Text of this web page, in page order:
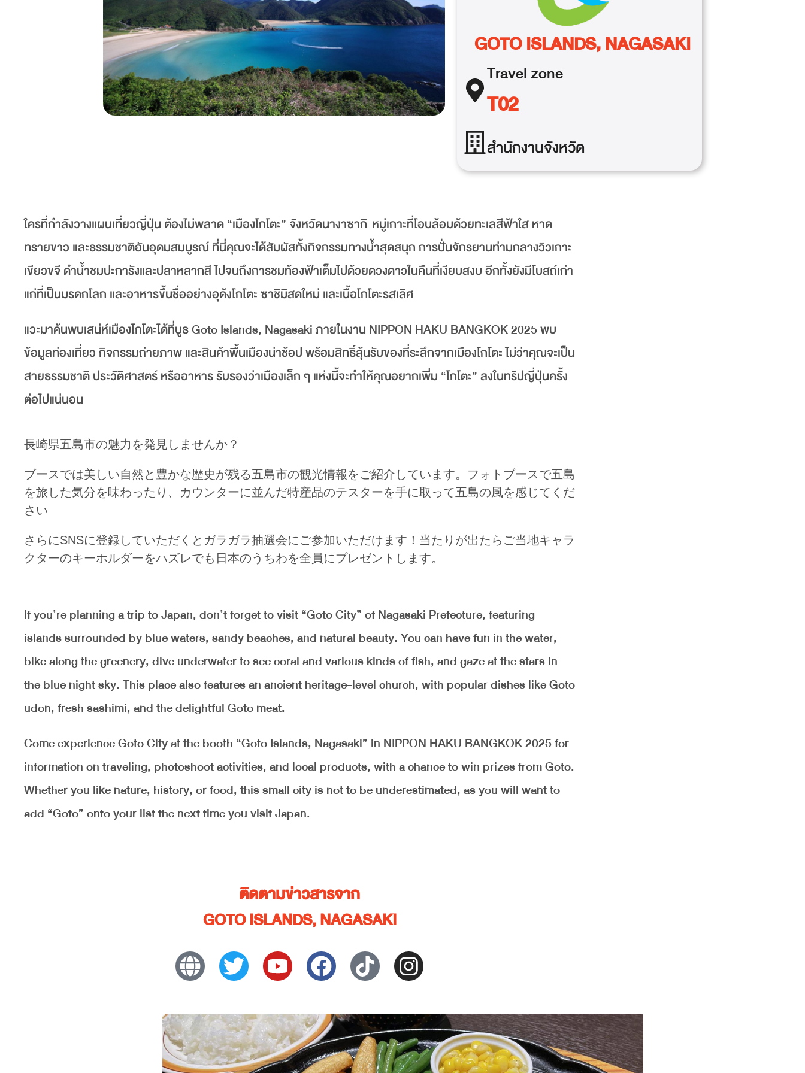
GOTO ISLANDS, NAGASAKI
Travelzone
T02
สำนักงานจังหวัด
ใครที่กำลังวางแผนเที่ยวญี่ปุ่น ต้องไม่พลาด “เมืองโกโตะ” จังหวัดนางาซากิ หมู่เกาะที่โอบล้อมด้วยทะเลสีฟ้าใส หาด
ทรายขาว และธรรมชาติอันอุดมสมบูรณ์ ที่นี่คุณจะได้สัมผัสทั้งกิจกรรมทางน้ำสุดสนุก การปั่นจักรยานท่ามกลางวิวเกาะ
เขียวขจี ดำน้ำชมปะการังและปลาหลากสี ไปจนถึงการชมท้องฟ้าเต็มไปด้วยดวงดาวในคืนที่เงียบสงบ อีกทั้งยังมีโบสถ์เก่า
แก่ที่เป็นมรดกโลก และอาหารขึ้นชื่ออย่างอุด้งโกโตะ ซาชิมิสดใหม่ และเนื้อโกโตะรสเลิศ
แวะมาค้นพบเสน่ห์เมืองโกโตะได้ที่บูธ Goto Islands, Nagasaki ภายในงาน NIPPON HAKU BANGKOK 2025 พบ
ข้อมูลท่องเที่ยว กิจกรรมถ่ายภาพ และสินค้าพื้นเมืองน่าช้อป พร้อมสิทธิ์ลุ้นรับของที่ระลึกจากเมืองโกโตะ ไม่ว่าคุณจะเป็น
สายธรรมชาติ ประวัติศาสตร์ หรืออาหาร รับรองว่าเมืองเล็ก ๆ แห่งนี้จะทำให้คุณอยากเพิ่ม “โกโตะ” ลงในทริปญี่ปุ่นครั้ง
ต่อไปแน่นอน
長崎県五島市の魅力を発見しませんか？
ブースでは美しい自然と豊かな歴史が残る五島市の観光情報をご紹介しています。フォトブースで五島
を旅した気分を味わったり、カウンターに並んだ特産品のテスターを手に取って五島の風を感じてくだ
さい
さらにSNSに登録していただくとガラガラ抽選会にご参加いただけます！当たりが出たらご当地キャラ
クターのキーホルダーをハズレでも日本のうちわを全員にプレゼントします。
If you’re planning a trip to Japan, don’t forget to visit “Goto City” of Nagasaki Prefecture, featuring
islands surrounded by blue waters, sandy beaches, and natural beauty. You can have fun in the water,
bike along the greenery, dive underwater to see coral and various kinds of fish, and gaze at the stars in
the blue night sky. This place also features an ancient heritage-level church, with popular dishes like Goto
udon, fresh sashimi, and the delightful Goto meat.
Come experience Goto City at the booth “Goto Islands, Nagasaki” in NIPPON HAKU BANGKOK 2025 for
information on traveling, photoshoot activities, and local products, with a chance to win prizes from Goto.
Whether you like nature, history, or food, this small city is not to be underestimated, as you will want to
add “Goto” onto your list the next time you visit Japan.
ติดตามข่าวสารจาก
GOTO ISLANDS, NAGASAKI